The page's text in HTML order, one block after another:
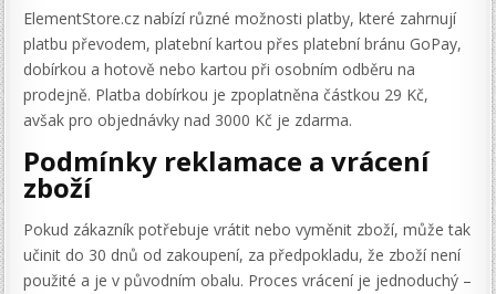
ElementStore.cz nabízí různé možnosti platby, které zahrnují
platbu převodem, platební kartou přes platební bránu GoPay,
dobírkou a hotově nebo kartou při osobním odběru na
prodejně. Platba dobírkou je zpoplatněna částkou 29 Kč,
avšak pro objednávky nad 3000 Kč je zdarma.
Podmínky reklamace a vrácení
zboží
Pokud zákazník potřebuje vrátit nebo vyměnit zboží, může tak
učinit do 30 dnů od zakoupení, za předpokladu, že zboží není
použité a je v původním obalu. Proces vrácení je jednoduchý –